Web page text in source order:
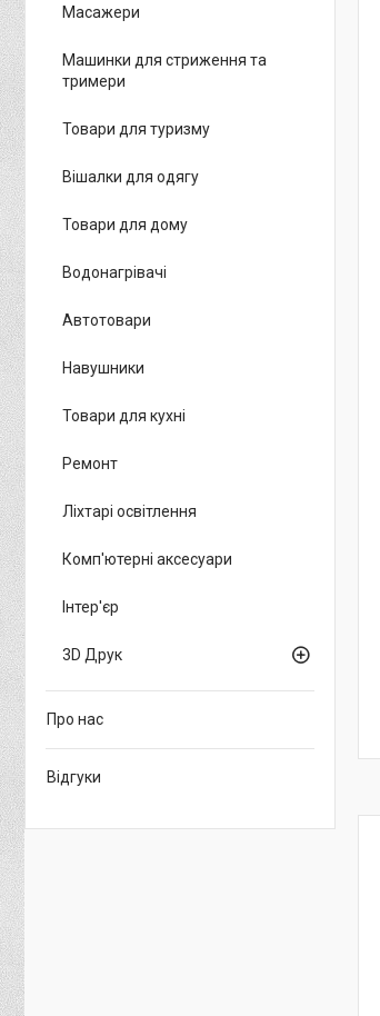
Масажери
Машинки для стриження та
тримери
Товари для туризму
Вішалки для одягу
Товари для дому
Водонагрівачі
Автотовари
Навушники
Товари для кухні
Ремонт
Ліхтарі освітлення
Комп'ютерні аксесуари
Інтер'єр
3D Друк
Про нас
Відгуки